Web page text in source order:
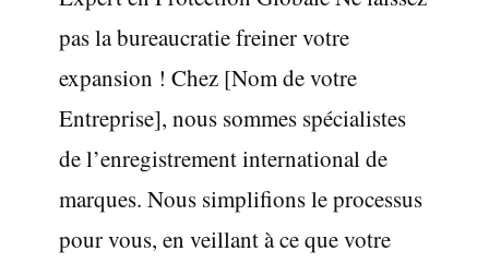
pas la bureaucratie freiner votre
expansion ! Chez [Nom de votre
Entreprise], nous sommes spécialistes
de l’enregistrement international de
marques. Nous simplifions le processus
pour vous, en veillant à ce que votre